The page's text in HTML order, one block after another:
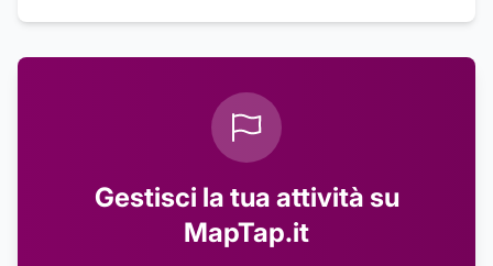
Gestisci la tua attività su
MapTap.it